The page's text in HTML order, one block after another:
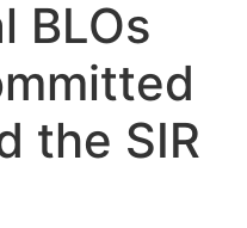
BLOs
the SIR